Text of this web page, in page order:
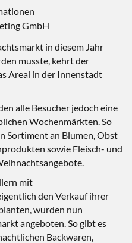
GmbH
in diesem Jahr
musste, kehrt der
Areal in der Innenstadt
alle Besucher jedoch eine
Wochenmärkten. So
Sortiment an Blumen, Obst
sowie Fleisch- und
mit
den Verkauf ihrer
wurden nun
angeboten. So gibt es
Backwaren,